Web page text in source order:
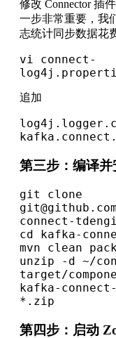
修改 Connector 插
一步非常重要，我
志统计同步数据花
vi connect-
追加
第三步：编译
git clone
connect-
cd kafka-
mvn clean
unzip -d ~/
target/
kafka-
*.zip
第四步：启动